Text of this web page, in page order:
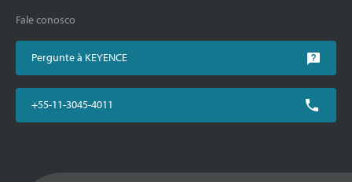
Fale conosco
Pergunte à KEYENCE
+55-11-3045-4011